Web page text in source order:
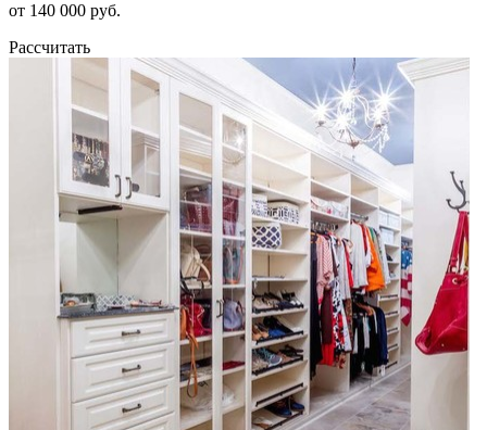
от 140 000 руб.
Рассчитать